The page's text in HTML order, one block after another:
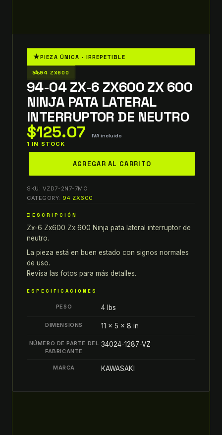
★PIEZA ÚNICA · IRREPETIBLE
two_wheeler94 ZX600
94-04 ZX-6 ZX600 ZX 600
NINJA PATA LATERAL
INTERRUPTOR DE NEUTRO
$125.07 IVA incluido
1 IN STOCK
6
ZX
600
NINJA
PATA
LATERAL
INTERRUPTOR
DE
AGREGAR AL CARRITO
SKU: VZD7-2N7-7MO
CATEGORY: 94 ZX600
DESCRIPCIÓN
Zx-6 Zx600 Zx 600 Ninja pata lateral interruptor de
neutro.
La pieza está en buen estado con signos normales
de uso.
Revisa las fotos para más detalles.
ESPECIFICACIONES
PESO 4 lbs
DIMENSIONS 11 × 5 × 8 in
NÚMERO DE PARTE DEL
FABRICANTE
34024-1287-VZ
MARCA KAWASAKI